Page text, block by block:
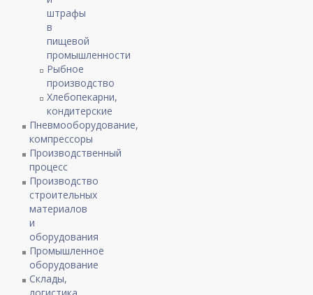
штрафы
в
пищевой
промышленности
Рыбное
производство
Хлебопекарни,
кондитерские
Пневмооборудование,
компрессоры
Производственный
процесс
Производство
строительных
материалов
и
оборудования
Промышленное
оборудование
Склады,